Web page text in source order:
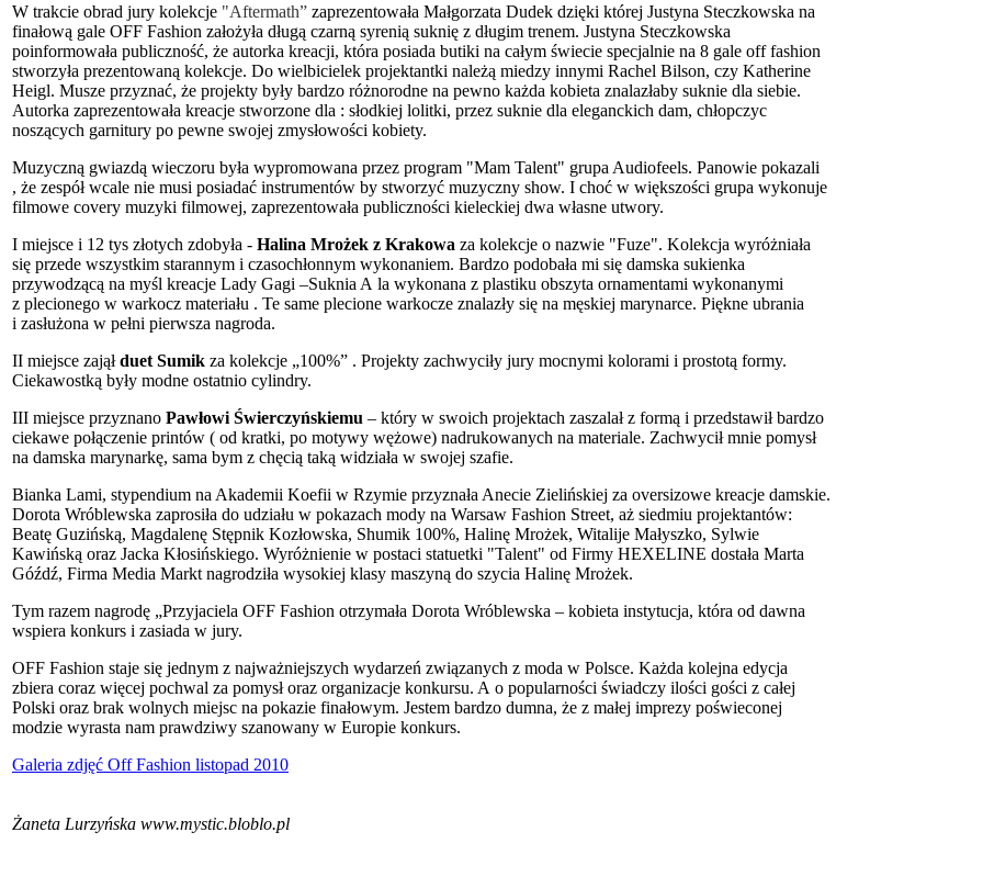
W trakcie obrad jury kolekcje "Aftermath” zaprezentowała Małgorzata Dudek dzięki której Justyna Steczkowska na
finałową gale OFF Fashion założyła długą czarną syrenią suknię z długim trenem. Justyna Steczkowska
poinformowała publiczność, że autorka kreacji, która posiada butiki na całym świecie specjalnie na 8 gale off fashion
stworzyła prezentowaną kolekcje. Do wielbicielek projektantki należą miedzy innymi Rachel Bilson, czy Katherine
Heigl. Musze przyznać, że projekty były bardzo różnorodne na pewno każda kobieta znalazłaby suknie dla siebie.
Autorka zaprezentowała kreacje stworzone dla : słodkiej lolitki, przez suknie dla eleganckich dam, chłopczyc
noszących garnitury po pewne swojej zmysłowości kobiety.
Muzyczną gwiazdą wieczoru była wypromowana przez program "Mam Talent" grupa Audiofeels. Panowie pokazali
, że zespół wcale nie musi posiadać instrumentów by stworzyć muzyczny show. I choć w większości grupa wykonuje
filmowe covery muzyki filmowej, zaprezentowała publiczności kieleckiej dwa własne utwory.
I miejsce i 12 tys złotych zdobyła - Halina Mrożek z Krakowa za kolekcje o nazwie "Fuze". Kolekcja wyróżniała
się przede wszystkim starannym i czasochłonnym wykonaniem. Bardzo podobała mi się damska sukienka
przywodzącą na myśl kreacje Lady Gagi –Suknia A la wykonana z plastiku obszyta ornamentami wykonanymi
z plecionego w warkocz materiału . Te same plecione warkocze znalazły się na męskiej marynarce. Piękne ubrania
i zasłużona w pełni pierwsza nagroda.
II miejsce zająłduet Sumik za kolekcje „100%” . Projekty zachwyciły jury mocnymi kolorami i prostotą formy.
Ciekawostką były modne ostatnio cylindry.
III miejsce przyznano Pawłowi Świerczyńskiemu – który w swoich projektach zaszalał z formą i przedstawił bardzo
ciekawe połączenie printów ( od kratki, po motywy wężowe) nadrukowanych na materiale. Zachwycił mnie pomysł
na damska marynarkę, sama bym z chęcią taką widziała w swojej szafie.
Bianka Lami, stypendium na Akademii Koefii w Rzymie przyznała Anecie Zielińskiej za oversizowe kreacje damskie.
Dorota Wróblewska zaprosiła do udziału w pokazach mody na Warsaw Fashion Street, aż siedmiu projektantów:
Beatę Guzińską, Magdalenę Stępnik Kozłowska, Shumik 100%, Halinę Mrożek, Witalije Małyszko, Sylwie
Kawińską oraz Jacka Kłosińskiego. Wyróżnienie w postaci statuetki "Talent" od Firmy HEXELINE dostała Marta
Góźdź, Firma Media Markt nagrodziła wysokiej klasy maszyną do szycia Halinę Mrożek.
Tym razem nagrodę „Przyjaciela OFF Fashion otrzymała Dorota Wróblewska – kobieta instytucja, która od dawna
wspiera konkurs i zasiada w jury.
OFF Fashion staje się jednym z najważniejszych wydarzeń związanych z moda w Polsce. Każda kolejna edycja
zbiera coraz więcej pochwal za pomysł oraz organizacje konkursu. A o popularności świadczy ilości gości z całej
Polski oraz brak wolnych miejsc na pokazie finałowym. Jestem bardzo dumna, że z małej imprezy poświeconej
modzie wyrasta nam prawdziwy szanowany w Europie konkurs.
Galeria zdjęć Off Fashion listopad 2010
Żaneta Lurzyńska www.mystic.bloblo.pl